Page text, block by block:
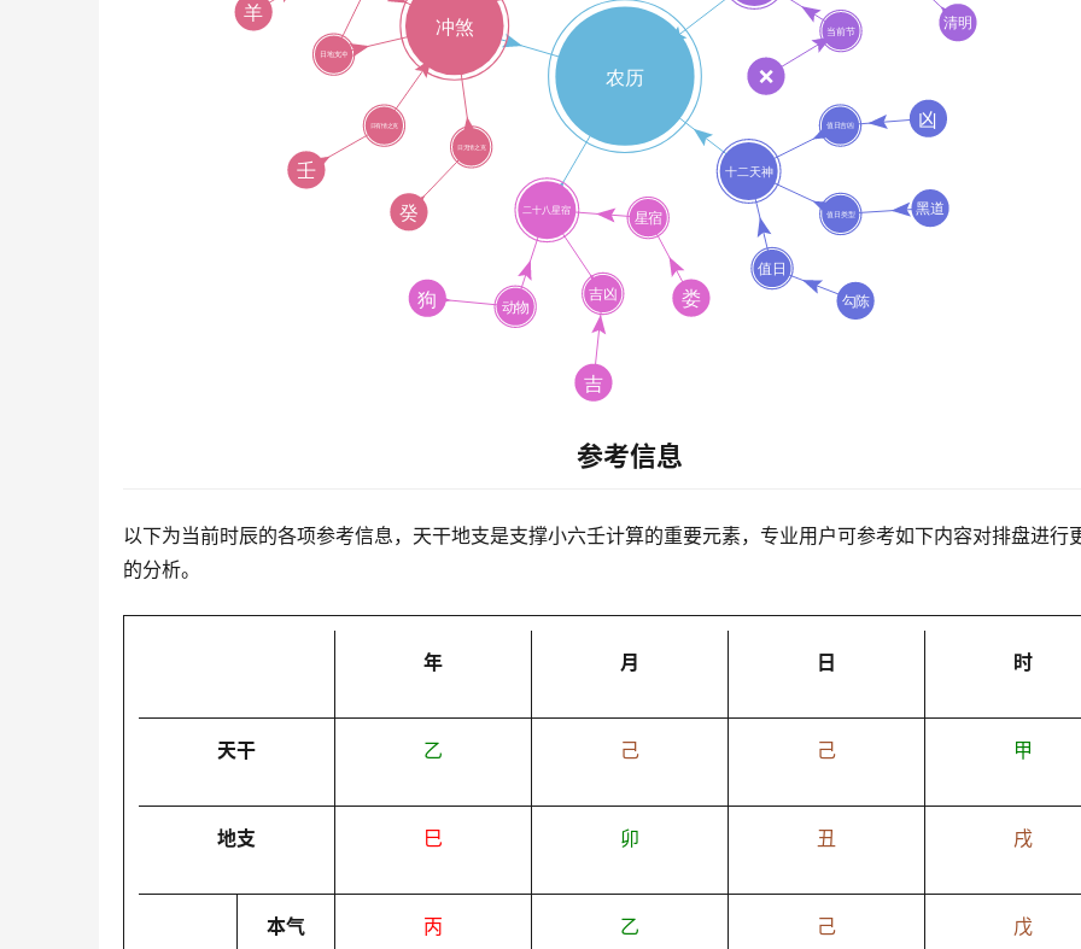
参考信息
以下为当前时辰的各项参考信息，天干地支是支撑小六壬计算的重要元素，专业用户可参考如下内容对排盘进行
的分析。
年 月 日 时
天干 乙 己 己 甲
地支 巳 卯 丑 戌
本气 丙 乙 己 戊